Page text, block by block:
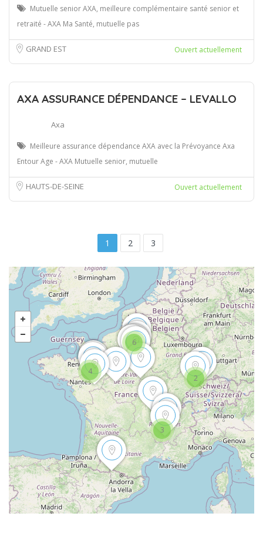
Mutuelle senior AXA, meilleure complémentaire santé senior et
retraité - AXA Ma Santé, mutuelle pas
GRAND EST Ouvert actuellement
AXA ASSURANCE DÉPENDANCE – LEVALLO
Axa
Meilleure assurance dépendance AXA avec la Prévoyance Axa
Entour Age - AXA Mutuelle senior, mutuelle
HAUTS-DE-SEINE Ouvert actuellement
1 2 3
2
3
6
4